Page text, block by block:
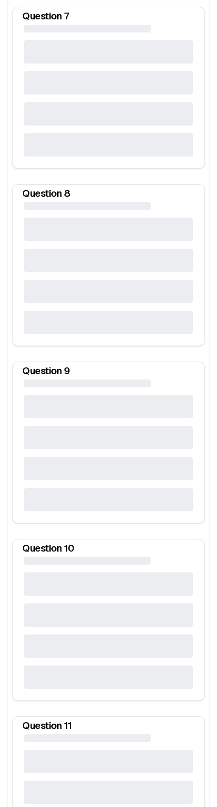
Question 7
Question 8
Question 9
Question 10
Question 11